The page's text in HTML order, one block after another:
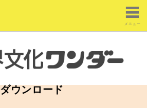
メニュー
ダウンロード